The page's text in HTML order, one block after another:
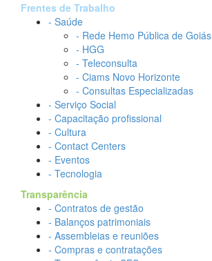
Frentes de Trabalho
- Saúde
- Rede Hemo Pública de Goiás
- HGG
- Teleconsulta
- Ciams Novo Horizonte
- Consultas Especializadas
- Serviço Social
- Capacitação profissional
- Cultura
- Contact Centers
- Eventos
- Tecnologia
Transparência
- Contratos de gestão
- Balanços patrimoniais
- Assembleias e reuniões
- Compras e contratações